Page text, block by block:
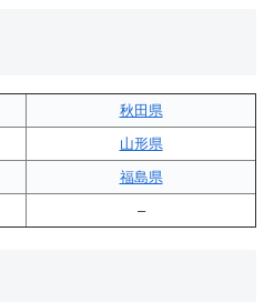
秋田県
山形県
福島県
–